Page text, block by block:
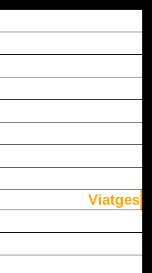
Viatges